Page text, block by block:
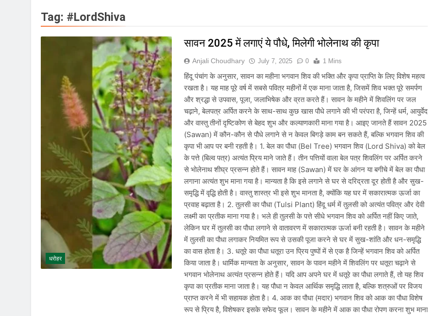
August 6, 2026
राष्ट्रीय हथकरघा दिवस की तैयारियाँ तेज़, देशभर में बुनकरों और हस्तशिल्प प्रदर्शनियों का होगा आयोजन
August 5, 2026
IMD ने मध्य प्रदेश, असम और केरल के लिए रेड अलर्ट जारी किया, कई राज्यों में भारी बारिश की चेतावनी
August 5, 2026
बांग्लादेश ने शेख हसीना के प्रस्तावित नई दिल्ली संबोधन पर भारत से मांगा आधिकारिक स्पष्टीकरण,
August 5, 2026
E20 ईंधन नीति के विरोध में केजरीवाल का प्रदर्शन तेज़, PM आवास मार्च रोका गया, सरकार से तीन बड़ी
August 5, 2026
सावन और आगामी त्योहारों को लेकर देशभर में तैयारियाँ तेज़, सांस्कृतिक कार्यक्रमों और धार्मिक आयोजनों
August 4, 2026
राष्ट्रीय हथकरघा दिवस की तैयारियाँ तेज़, देशभर में विशेष कार्यक्रमों के जरिए भारतीय बुनकरों और
August 2, 2026
Tag: #LordShiva
धरोहर
सावन 2025 में लगाएं ये पौधे, मिलेगी भोलेनाथ की कृपा
Anjali Choudhary July 7, 2025 0 1 Mins
हिंदू पंचांग के अनुसार, सावन का महीना भगवान शिव की भक्ति और कृपा प्राप्ति के लिए विशेष महत्व
रखता है। यह माह पूरे वर्ष में सबसे पवित्र महीनों में एक माना जाता है, जिसमें शिव भक्त पूरे समर्पण
और श्रद्धा से उपवास, पूजा, जलाभिषेक और व्रत करते हैं। सावन के महीने में शिवलिंग पर जल
चढ़ाने, बेलपत्र अर्पित करने के साथ-साथ कुछ खास पौधे लगाने की भी परंपरा है, जिन्हें धर्म, आयुर्वेद
और वास्तु तीनों दृष्टिकोण से बेहद शुभ और कल्याणकारी माना गया है। आइए जानते हैं सावन 2025
(Sawan) में कौन-कौन से पौधे लगाने से न केवल बिगड़े काम बन सकते हैं, बल्कि भगवान शिव की
कृपा भी आप पर बनी रहती है। 1. बेल का पौधा (Bel Tree) भगवान शिव (Lord Shiva) को बेल
के पत्ते (बिल्व पत्र) अत्यंत प्रिय माने जाते हैं। तीन पत्तियों वाला बेल पत्र शिवलिंग पर अर्पित करने
से भोलेनाथ शीघ्र प्रसन्न होते हैं। सावन माह (Sawan) में घर के आंगन या बगीचे में बेल का पौधा
लगाना अत्यंत शुभ माना गया है। मान्यता है कि इसे लगाने से घर से दरिद्रता दूर होती है और सुख-
समृद्धि में वृद्धि होती है। वास्तु शास्त्र भी इसे शुभ मानता है, क्योंकि यह घर में सकारात्मक ऊर्जा का
प्रवाह बढ़ाता है। 2. तुलसी का पौधा (Tulsi Plant) हिंदू धर्म में तुलसी को अत्यंत पवित्र और देवी
लक्ष्मी का प्रतीक माना गया है। भले ही तुलसी के पत्ते सीधे भगवान शिव को अर्पित नहीं किए जाते,
लेकिन घर में तुलसी का पौधा लगाने से वातावरण में सकारात्मक ऊर्जा बनी रहती है। सावन के महीने
में तुलसी का पौधा लगाकर नियमित रूप से उसकी पूजा करने से घर में सुख-शांति और धन-समृद्धि
का वास होता है। 3. धतूरे का पौधा धतूरा उन प्रिय पुष्पों में से एक है जिन्हें भगवान शिव को अर्पित
किया जाता है। धार्मिक मान्यता के अनुसार, सावन के पावन महीने में शिवलिंग पर धतूरा चढ़ाने से
भगवान भोलेनाथ अत्यंत प्रसन्न होते हैं। यदि आप अपने घर में धतूरे का पौधा लगाते हैं, तो यह शिव
कृपा का प्रतीक माना जाता है। यह पौधा न केवल आर्थिक समृद्धि लाता है, बल्कि शत्रुओं पर विजय
प्राप्त करने में भी सहायक होता है। 4. आक का पौधा (मदार) भगवान शिव को आक का पौधा विशेष
रूप से प्रिय है, विशेषकर इसके सफेद फूल। सावन के महीने में आक का पौधा रोपण करना शुभ माना